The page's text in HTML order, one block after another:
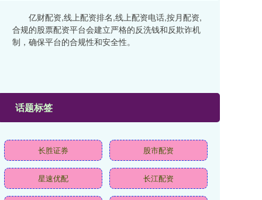
亿财配资,线上配资排名,线上配资电话,按月配资,
合规的股票配资平台会建立严格的反洗钱和反欺诈机
制，确保平台的合规性和安全性。
话题标签
长胜证券 股市配资
星速优配 长江配资